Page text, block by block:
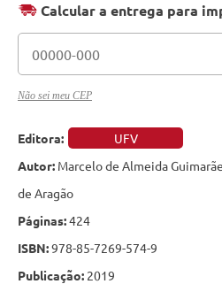
Editora:
UFV
Autor: Marcelo de Almeida
de Aragão
Páginas:424
ISBN:978-85-7269-574-9
Publicação: 2019
Calcular a entrega para
Não sei meu CEP